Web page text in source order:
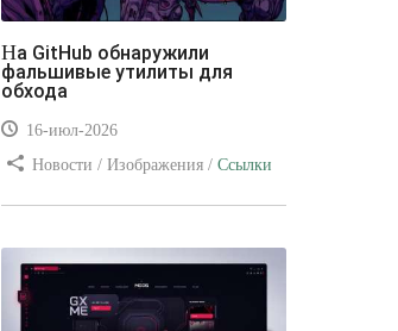
На GitHub обнаружили
фальшивые утилиты для
обхода
16-июл-2026
Новости / Изображения / Ссылки